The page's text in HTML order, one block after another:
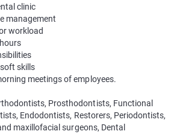
clinic
management
workload
skills
meetings of employees.
Prosthodontists, Functional
Endodontists, Restorers, Periodontists,
maxillofacial surgeons, Dental